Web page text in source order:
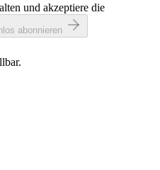
und akzeptiere die
abonnieren